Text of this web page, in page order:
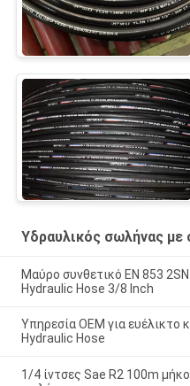
Υδραυλικός σωλήνας με
Μαύρο συνθετικό EN 853
Hydraulic Hose 3/8 Inch
Υπηρεσία OEM για ευέλικτο
Hydraulic Hose
1/4 ίντσες Sae R2 100m